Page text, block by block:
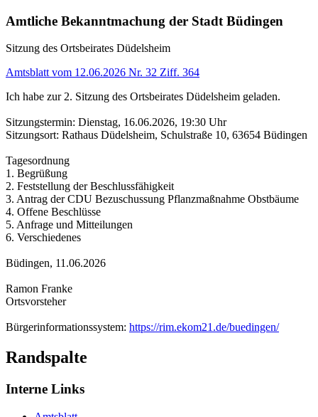
Amtliche Bekanntmachung der Stadt Büdingen
Sitzung des Ortsbeirates Düdelsheim
Amtsblatt vom 12.06.2026 Nr. 32 Ziff. 364
Ich habe zur 2. Sitzung des Ortsbeirates Düdelsheim geladen.
Sitzungstermin: Dienstag, 16.06.2026, 19:30 Uhr
Sitzungsort: Rathaus Düdelsheim, Schulstraße 10, 63654 Büdingen
Tagesordnung
1. Begrüßung
2. Feststellung der Beschlussfähigkeit
3. Antrag der CDU Bezuschussung Pflanzmaßnahme Obstbäume
4. Offene Beschlüsse
5. Anfrage und Mitteilungen
6. Verschiedenes
Büdingen, 11.06.2026
Ramon Franke
Ortsvorsteher
Bürgerinformationssystem: https://rim.ekom21.de/buedingen/
Randspalte
Interne Links